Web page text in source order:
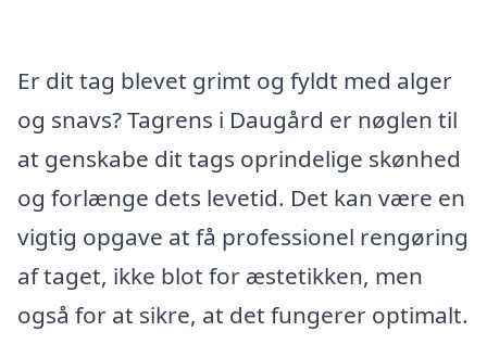
Er dit tag blevet grimt og fyldt med alger
og snavs? Tagrens i Daugård er nøglen til
at genskabe dit tags oprindelige skønhed
og forlænge dets levetid. Det kan være en
vigtig opgave at få professionel rengøring
af taget, ikke blot for æstetikken, men
også for at sikre, at det fungerer optimalt.